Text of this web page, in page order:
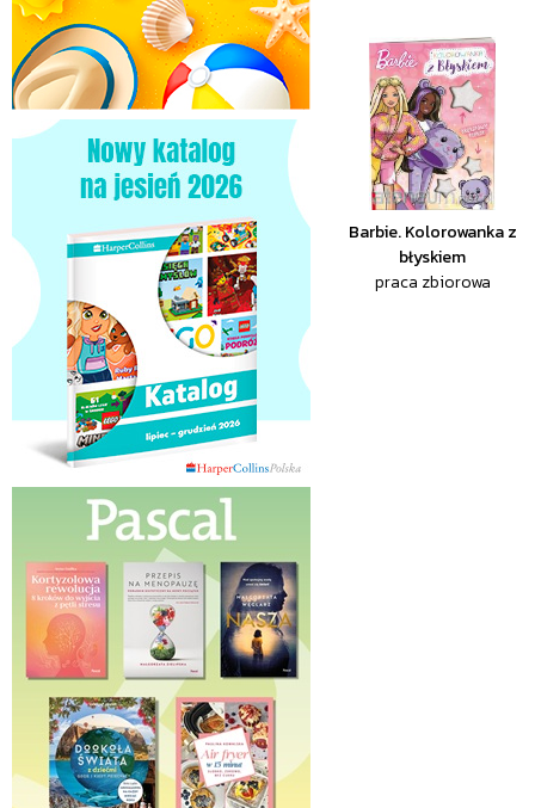
Barbie. Kolorowanka z
błyskiem
praca zbiorowa